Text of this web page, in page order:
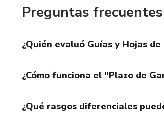
Preguntas frecuentes
¿Quién evaluó Guías y Hojas
¿Cómo funciona el “Plazo de
¿Qué rasgos diferenciales